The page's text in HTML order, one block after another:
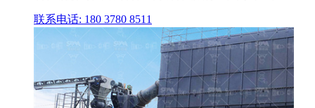
联系电话: 180 3780 8511